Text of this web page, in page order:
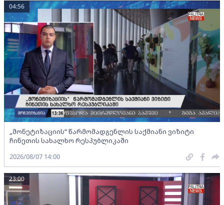
„მონეტიზაციის“ წარმომადგენლის საქმიანი ვიზიტი
ჩინეთის სახალხო რესპუბლიკაში
04:56
2026/08/07 14:00
23:00